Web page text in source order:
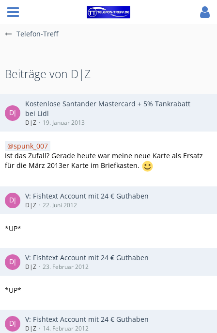
Telefon-Treff
Beiträge von D|Z
Kostenlose Santander Mastercard + 5% Tankrabatt
bei Lidl
D|Z 19. Januar 2013
spunk_007
Ist das Zufall? Gerade heute war meine neue Karte als Ersatz
für die März 2013er Karte im Briefkasten.
V: Fishtext Account mit 24 € Guthaben
D|Z 22. Juni 2012
*UP*
V: Fishtext Account mit 24 € Guthaben
D|Z 23. Februar 2012
*UP*
V: Fishtext Account mit 24 € Guthaben
D|Z 14. Februar 2012